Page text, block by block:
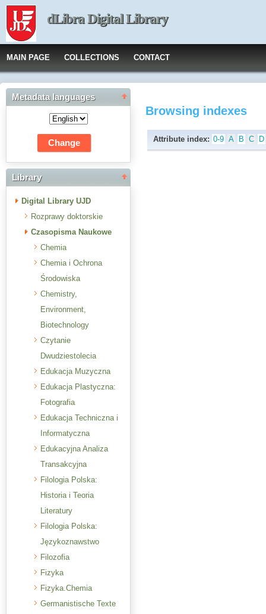
dLibra Digital Library
MAIN PAGE COLLECTIONS CONTACT
Metadata languages
Library
Digital Library UJD
Rozprawy doktorskie
Czasopisma Naukowe
Chemia
Chemia i Ochrona
Środowiska
Chemistry,
Environment,
Biotechnology
Czytanie
Dwudziestolecia
Edukacja Muzyczna
Edukacja Plastyczna:
Fotografia
Edukacja Techniczna i
Informatyczna
Edukacyjna Analiza
Transakcyjna
Filologia Polska:
Historia i Teoria
Literatury
Filologia Polska:
Językoznawstwo
Filozofia
Fizyka
Fizyka.Chemia
Germanistische Texte
Browsing indexes
Attribute index: 0-9 A B C D